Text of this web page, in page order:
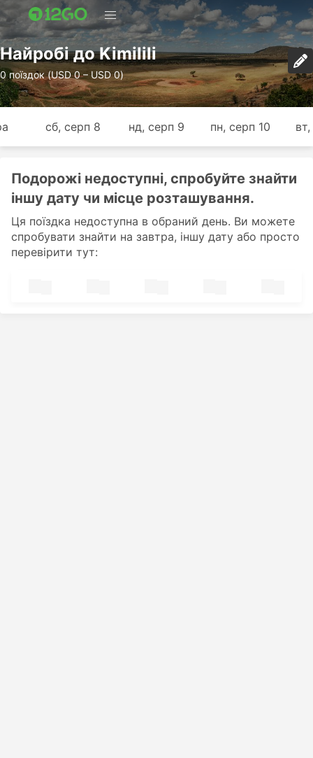
Найробі до Kimilili
0 поїздок (USD 0 – USD 0)
сб, серп 8 нд, серп 9 пн, серп 10
Подорожі недоступні, спробуйте знайти
іншу дату чи місце розташування.
Ця поїздка недоступна в обраний день. Ви можете
спробувати знайти на завтра, іншу дату або просто
перевірити тут: